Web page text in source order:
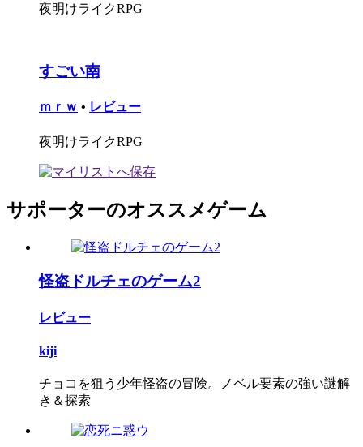
夜明けライクRPG
すごい南
ｍｒｗ • レビュー
夜明けライクRPG
サポーターのオススメゲーム
怪盗ドルチェのゲーム2
レビュー
kiji
チョコを狙う少年怪盗の冒険。ノベル要素の強い謎解
き＆探索